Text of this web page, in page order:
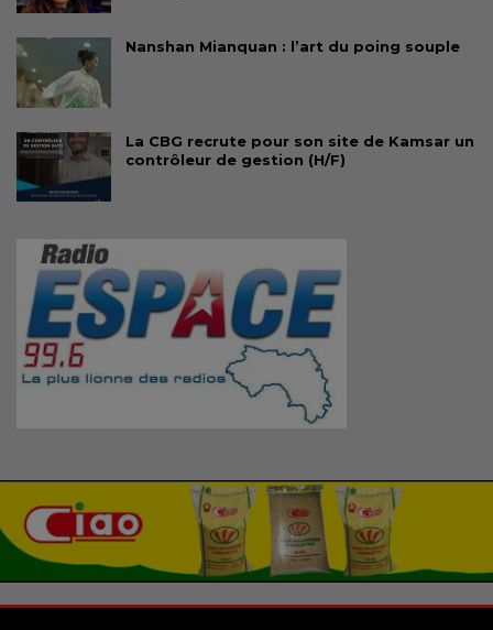
Nanshan Mianquan : l’art du poing souple
La CBG recrute pour son site de Kamsar un
contrôleur de gestion (H/F)